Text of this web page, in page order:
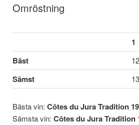
Omröstning
1
Bäst
12
Sämst 13
Bästa vin: Côtes du Jura Tradition
Sämsta vin: Côtes du Jura Tradition